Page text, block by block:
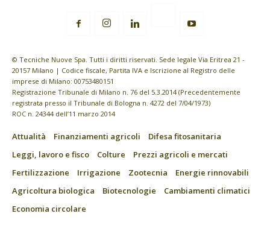
© Tecniche Nuove Spa. Tutti i diritti riservati. Sede legale Via Eritrea 21 -
20157 Milano | Codice fiscale, Partita IVA e Iscrizione al Registro delle
imprese di Milano: 00753480151
Registrazione Tribunale di Milano n. 76 del 5.3.2014 (Precedentemente
registrata presso il Tribunale di Bologna n. 4272 del 7/04/1973)
ROC n. 24344 dell’11 marzo 2014
Attualità Finanziamenti agricoli
Difesa fitosanitaria
Leggi, lavoro e fisco
Colture
Prezzi agricoli e mercati
Fertilizzazione
Irrigazione Zootecnia
Energie rinnovabili
Agricoltura biologica
Biotecnologie
Cambiamenti climatici
Economia circolare